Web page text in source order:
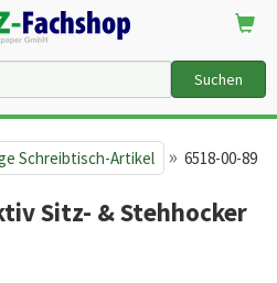
Suchen
Schreibtisch-Artikel » 6518-00-89
Sitz- & Stehhocker